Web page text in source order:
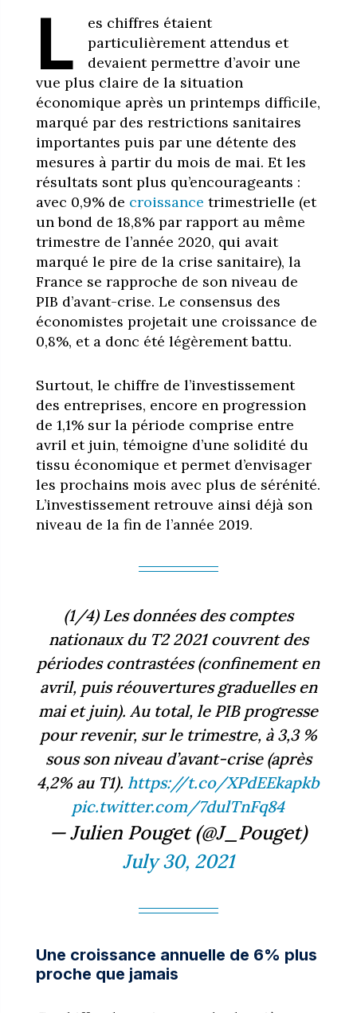
L
es chiffres étaient
particulièrement attendus et
devaient permettre d’avoir une
vue plus claire de la situation
économique après un printemps difficile,
marqué par des restrictions sanitaires
importantes puis par une détente des
mesures à partir du mois de mai. Et les
résultats sont plus qu’encourageants :
avec 0,9% de croissance trimestrielle (et
un bond de 18,8% par rapport au même
trimestre de l’année 2020, qui avait
marqué le pire de la crise sanitaire), la
France se rapproche de son niveau de
PIB d’avant-crise. Le consensus des
économistes projetait une croissance de
0,8%, et a donc été légèrement battu.
Surtout, le chiffre de l’investissement
des entreprises, encore en progression
de 1,1% sur la période comprise entre
avril et juin, témoigne d’une solidité du
tissu économique et permet d’envisager
les prochains mois avec plus de sérénité.
L’investissement retrouve ainsi déjà son
niveau de la fin de l’année 2019.
(1/4) Les données des comptes
nationaux du T2 2021 couvrent des
périodes contrastées (confinement en
avril, puis réouvertures graduelles en
mai et juin). Au total, le PIB progresse
pour revenir, sur le trimestre, à 3,3 %
sous son niveau d’avant-crise (après
4,2% au T1). https://t.co/XPdEEkapkb
pic.twitter.com/7dulTnFq84
— Julien Pouget (@J_Pouget)
July 30, 2021
Une croissance annuelle de 6% plus
proche que jamais